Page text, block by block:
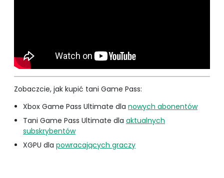
Zobaczcie, jak kupić tani Game Pass:
Xbox Game Pass Ultimate dla nowych abonentów
Tani Game Pass Ultimate dla aktualnych
subskrybentów
XGPU dla powracających graczy